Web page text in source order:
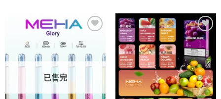
wishlist
已售完
Add to
wishlist